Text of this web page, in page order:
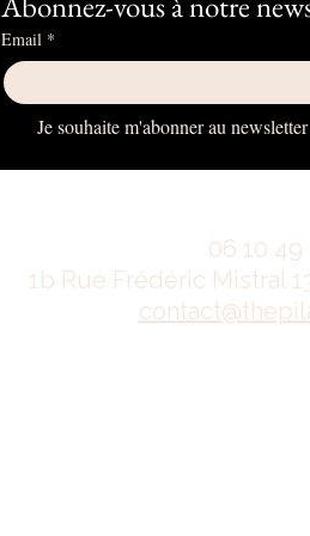
Email *
Je souhaite m'abonner au
06 10 49
1b Rue Frédéric Mistral